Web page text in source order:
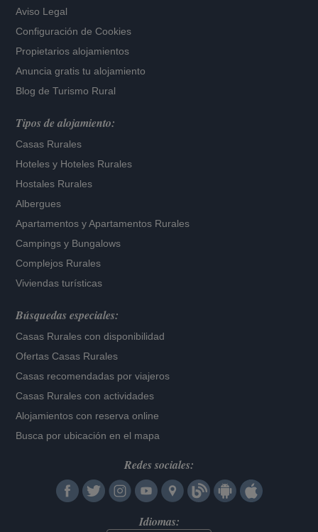
Aviso Legal
Configuración de Cookies
Propietarios alojamientos
Anuncia gratis tu alojamiento
Blog de Turismo Rural
Tipos de alojamiento:
Casas Rurales
Hoteles y Hoteles Rurales
Hostales Rurales
Albergues
Apartamentos yApartamentos Rurales
Campings y Bungalows
Complejos Rurales
Viviendas turísticas
Búsquedas especiales:
Casas Rurales con disponibilidad
Ofertas Casas Rurales
Casas recomendadas por viajeros
Casas Rurales con actividades
Alojamientos con reserva online
Busca por ubicación en el mapa
Redes sociales:
Idiomas: